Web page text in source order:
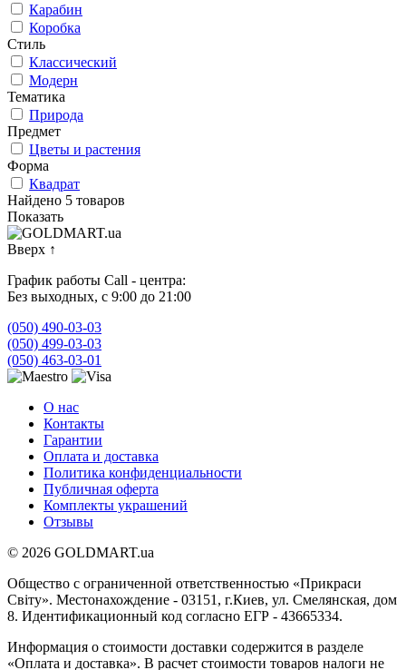
Карабин
Коробка
Стиль
Классический
Модерн
Тематика
Природа
Предмет
Цветы и растения
Форма
Квадрат
Найдено 5 товаров
Показать
Вверх ↑
График работы Call - центра:
Без выходных, с 9:00 до 21:00
(050) 490-03-03
(050) 499-03-03
(050) 463-03-01
О нас
Контакты
Гарантии
Оплата и доставка
Политика конфиденциальности
Публичная оферта
Комплекты украшений
Отзывы
© 2026 GOLDMART.ua
Общество с ограниченной ответственностью «Прикраси
Світу». Местонахождение - 03151, г.Киев, ул. Смелянская, дом
8. Идентификационный код согласно ЕГР - 43665334.
Информация о стоимости доставки содержится в разделе
«Оплата и доставка». В расчет стоимости товаров налоги не